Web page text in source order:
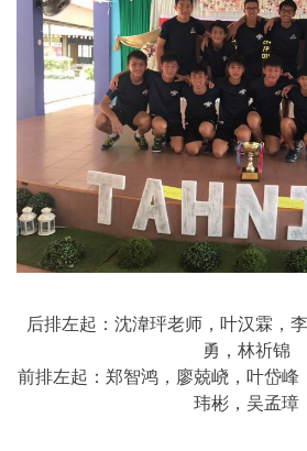
后排左起：沈湋玶老师，叶汉霖，
勇，林祈锦
前排左起：郑智鸿，廖兢峣，叶岱峰
玮彬，吴孟璋